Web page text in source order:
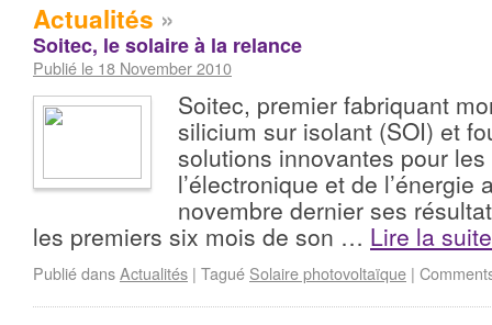
Actualités »
Soitec, le solaire à la relance
Publié le 18 November 2010
Soitec, premier fabriquant
silicium sur isolant (SOI) et
solutions innovantes pour
l’électronique et de l’énergie
novembre dernier ses
les premiers six mois de son … Lire la
Publié dansActualités | Tagué Solaire photovoltaïque |